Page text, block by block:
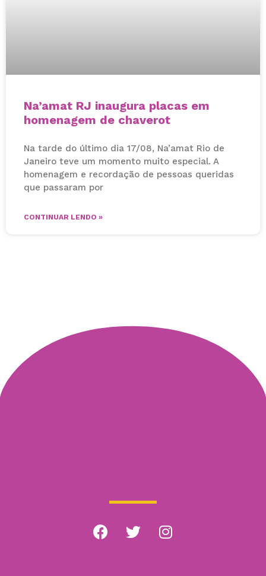
Na’amat RJ inaugura placas em
homenagem de chaverot
Na tarde do último dia 17/08, Na’amat Rio de
Janeiro teve um momento muito especial. A
homenagem e recordação de pessoas queridas
que passaram por
CONTINUAR LENDO »